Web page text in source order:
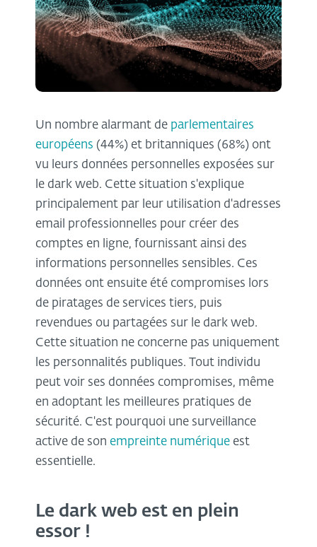
Un nombre alarmant de parlementaires
européens (44%) et britanniques (68%) ont
vu leurs données personnelles exposées sur
le dark web. Cette situation s'explique
principalement par leur utilisation d'adresses
email professionnelles pour créer des
comptes en ligne, fournissant ainsi des
informations personnelles sensibles. Ces
données ont ensuite été compromises lors
de piratages de services tiers, puis
revendues ou partagées sur le dark web.
Cette situation ne concerne pas uniquement
les personnalités publiques. Tout individu
peut voir ses données compromises, même
en adoptant les meilleures pratiques de
sécurité. C'est pourquoi une surveillance
active de son empreinte numérique est
essentielle.
Le dark web est en plein
essor !